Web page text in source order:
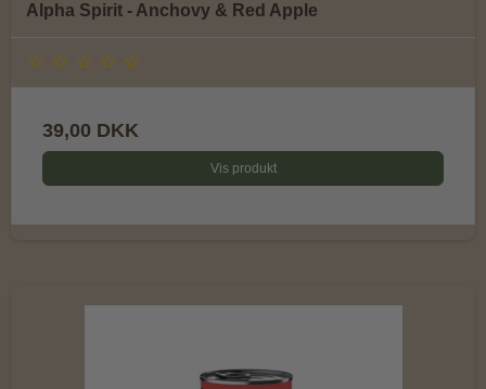
Alpha Spirit - Anchovy & Red Apple
39,00 DKK
Vis produkt